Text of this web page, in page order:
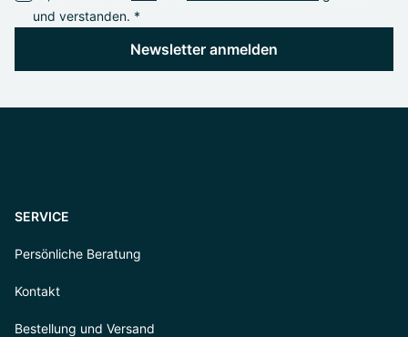
und verstanden. *
Newsletter anmelden
SERVICE
Persönliche Beratung
Kontakt
Bestellung und Versand